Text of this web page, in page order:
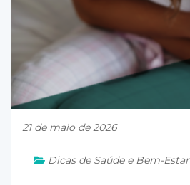
21 de maio de 2026
Dicas de Saúde e Bem-Estar